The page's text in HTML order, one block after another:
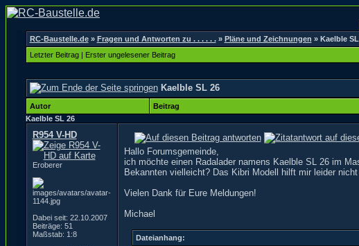
RC-Baustelle.de» Fragen und Antworten zu . . . . . .» Pläne und Zeichnungen » Kaelble
Letzter Beitrag| Erster ungelesener Beitrag
Kaelble SL 26
Autor Beitrag
Kaelble SL 26
R954 V-HD
Eroberer
Dabei seit: 22.10.2007
Beiträge: 51
Maßstab: 1:8
Hallo Forumsgemeinde,
ich möchte einen Radalader namens Kaelble SL 26 im
Bekannten vielleicht? Das Kibri Modell hilft mir leider
Vielen Dank für Eure Meldungen!
Michael
Dateianhang: